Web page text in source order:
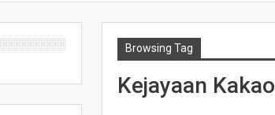
Browsing Tag
Kejayaan Kakao